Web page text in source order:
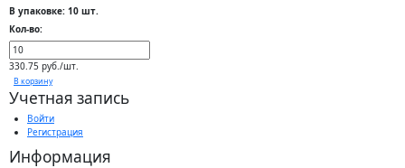
В упаковке: 10 шт.
Кол-во:
330.75 руб./шт.
В корзину
Учетная запись
Войти
Регистрация
Информация